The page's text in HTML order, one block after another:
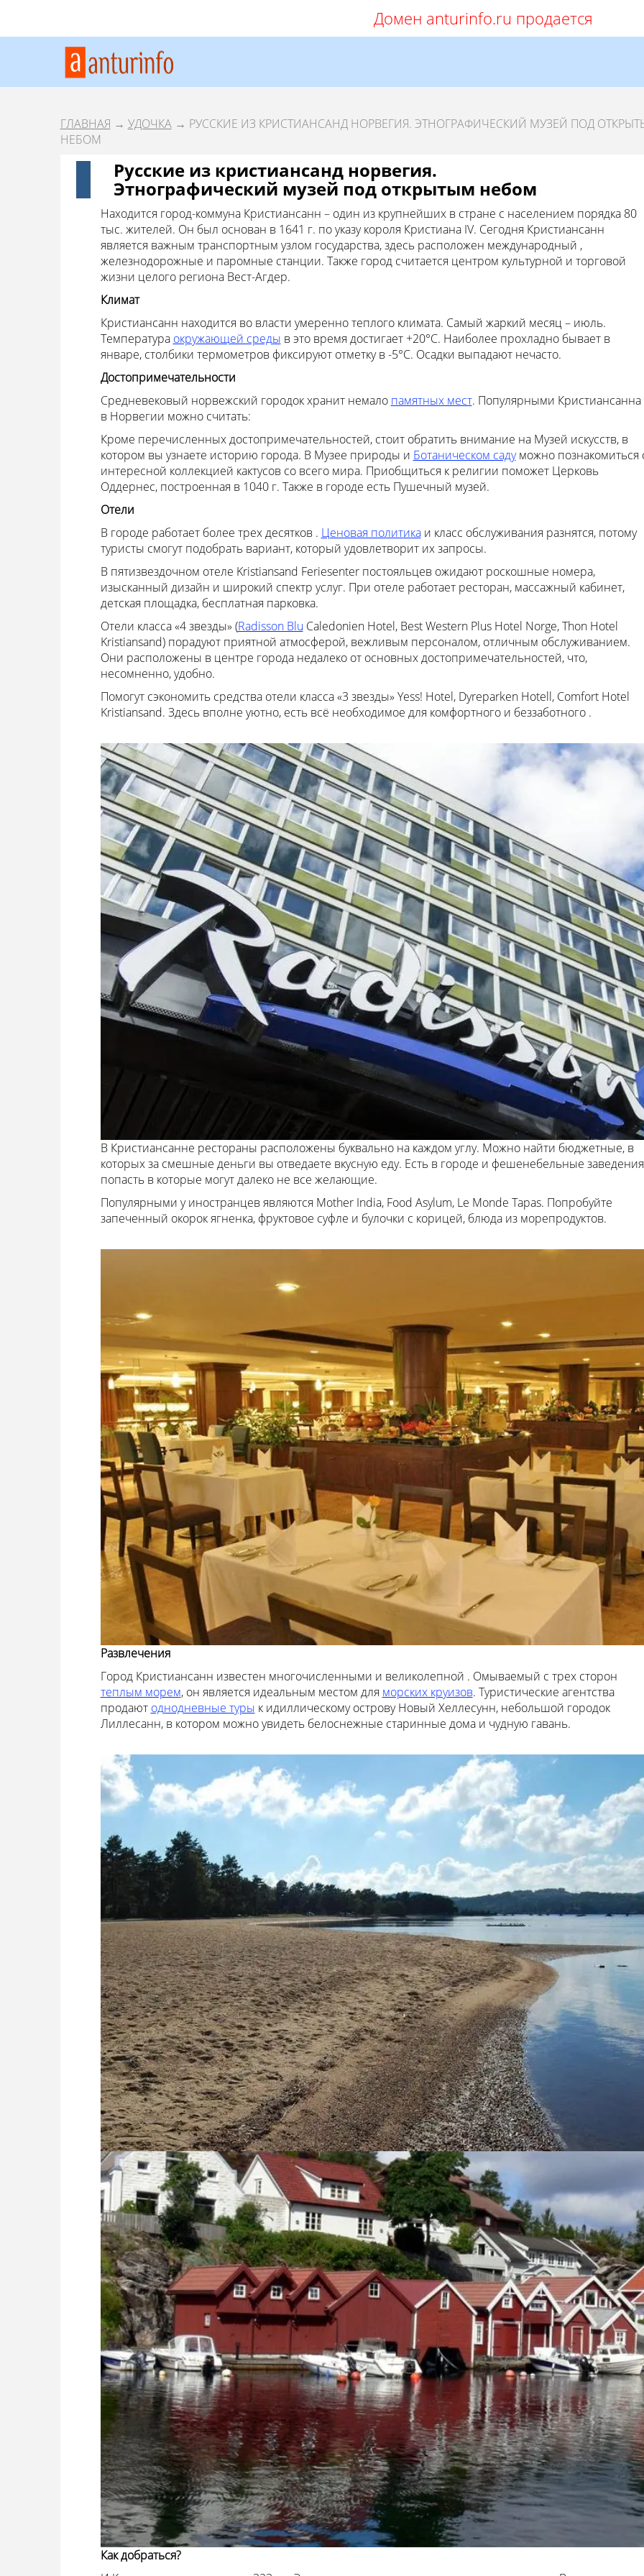
Домен anturinfo.ru продается
ГЛАВНАЯ → УДОЧКА → РУССКИЕ ИЗ КРИСТИАНСАНД НОРВЕГИЯ. ЭТНОГРАФИЧЕСКИЙ МУЗЕЙ ПОД
НЕБОМ
Русские из кристиансанд норвегия.
Этнографический музей под открытым небом
Находится город-коммуна Кристиансанн – один из крупнейших в стране с населением порядка 80
тыс. жителей. Он был основан в 1641 г. по указу короля Кристиана IV. Сегодня Кристиансанн
является важным транспортным узлом государства, здесь расположен международный ,
железнодорожные и паромные станции. Также город считается центром культурной и торговой
жизни целого региона Вест-Агдер.
Климат
Кристиансанн находится во власти умеренно теплого климата. Самый жаркий месяц – июль.
Температура окружающей среды в это время достигает +20°C. Наиболее прохладно бывает в
январе, столбики термометров фиксируют отметку в -5°C. Осадки выпадают нечасто.
Достопримечательности
Средневековый норвежский городок хранит немало памятных мест. Популярными Кристиансанна
в Норвегии можно считать:
Кроме перечисленных достопримечательностей, стоит обратить внимание на Музей искусств, в
котором вы узнаете историю города. В Музее природы и Ботаническом садуможно познакомиться
интересной коллекцией кактусов со всего мира. Приобщиться к религии поможет Церковь
Оддернес, построенная в 1040 г. Также в городе есть Пушечный музей.
Отели
В городе работает более трех десятков . Ценовая политикаи класс обслуживания разнятся, потому
туристы смогут подобрать вариант, который удовлетворит их запросы.
В пятизвездочном отеле Kristiansand Feriesenter постояльцев ожидают роскошные номера,
изысканный дизайн и широкий спектр услуг. При отеле работает ресторан, массажный кабинет,
детская площадка, бесплатная парковка.
Отели класса «4 звезды» (Radisson Blu Caledonien Hotel, Best Western Plus Hotel Norge, Thon Hotel
Kristiansand) порадуют приятной атмосферой, вежливым персоналом, отличным обслуживанием.
Они расположены в центре города недалеко от основных достопримечательностей, что,
несомненно, удобно.
Помогут сэкономить средства отели класса «3 звезды» Yess! Hotel, Dyreparken Hotell, Comfort Hotel
Kristiansand. Здесь вполне уютно, есть всё необходимое для комфортного и беззаботного .
В Кристиансанне рестораны расположены буквально на каждом углу. Можно найти бюджетные, в
которых за смешные деньги вы отведаете вкусную еду. Есть в городе и фешенебельные
попасть в которые могут далеко не все желающие.
Популярными у иностранцев являются Mother India, Food Asylum, Le Monde Tapas. Попробуйте
запеченный окорок ягненка, фруктовое суфле и булочки с корицей, блюда из морепродуктов.
Развлечения
Город Кристиансанн известен многочисленными и великолепной . Омываемый с трех сторон
теплым морем, он является идеальным местом для морских круизов. Туристические агентства
продают однодневные туры к идиллическому острову Новый Хеллесунн, небольшой городок
Лиллесанн, в котором можно увидеть белоснежные старинные дома и чудную гавань.
Как добраться?